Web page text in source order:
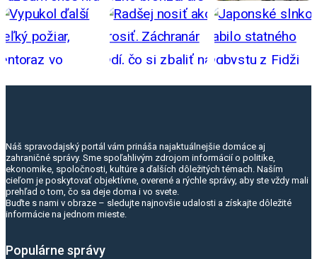
Náš spravodajský portál vám prináša najaktuálnejšie domáce aj
zahraničné správy. Sme spoľahlivým zdrojom informácií o politike,
ekonomike, spoločnosti, kultúre a ďalších dôležitých témach. Naším
cieľom je poskytovať objektívne, overené a rýchle správy, aby ste vždy mali
prehľad o tom, čo sa deje doma i vo svete.
Buďte s nami v obraze – sledujte najnovšie udalosti a získajte dôležité
informácie na jednom mieste.
Populárne správy